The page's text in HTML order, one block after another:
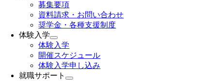
募集要項
資料請求・お問い合わせ
奨学金・各種支援制度
体験入学
体験入学
開催スケジュール
体験入学申し込み
就職サポート